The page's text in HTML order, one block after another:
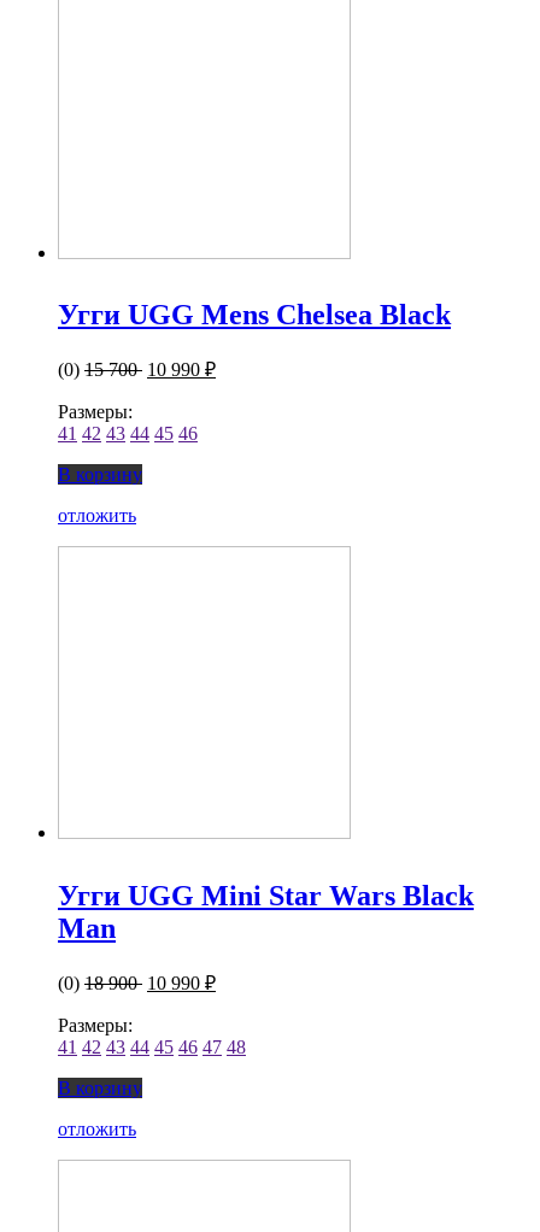
Угги UGG Mens Chelsea Black
(0) 15 700 10 990 ₽
Размеры:
41 42 43 44 45 46
В корзину
отложить
Угги UGG Mini Star Wars Black
Man
(0) 18 900 10 990 ₽
Размеры:
41 42 43 44 45 46 47 48
В корзину
отложить